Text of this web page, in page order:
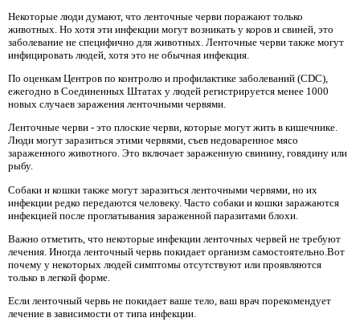
Некоторые люди думают, что ленточные черви поражают только
животных. Но хотя эти инфекции могут возникать у коров и свиней, это
заболевание не специфично для животных. Ленточные черви также могут
инфицировать людей, хотя это не обычная инфекция.
По оценкам Центров по контролю и профилактике заболеваний (CDC),
ежегодно в Соединенных Штатах у людей регистрируется менее 1000
новых случаев заражения ленточными червями.
Ленточные черви - это плоские черви, которые могут жить в кишечнике.
Люди могут заразиться этими червями, съев недоваренное мясо
зараженного животного. Это включает зараженную свинину, говядину или
рыбу.
Собаки и кошки также могут заразиться ленточными червями, но их
инфекции редко передаются человеку. Часто собаки и кошки заражаются
инфекцией после проглатывания зараженной паразитами блохи.
Важно отметить, что некоторые инфекции ленточных червей не требуют
лечения. Иногда ленточный червь покидает организм самостоятельно.Вот
почему у некоторых людей симптомы отсутствуют или проявляются
только в легкой форме.
Если ленточный червь не покидает ваше тело, ваш врач порекомендует
лечение в зависимости от типа инфекции.